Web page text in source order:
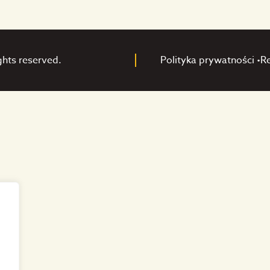
reserved. Polityka prywatności •